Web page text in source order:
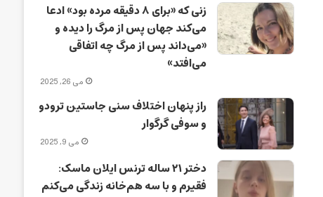
زنی که «برای ۸ دقیقه مرده بود» ادعا
می‌کند جهان پس از مرگ را دیده و
«می‌داند پس از مرگ چه اتفاقی
می‌افتد»
می 26, 2025
راز پنهان اختلاف سنی جاستین ترودو
و سوفی گرگوار
می 9, 2025
دختر ۲۱ ساله ترنس ایلان ماسک:
فقیرم و با سه هم‌خانه زندگی می‌کنم